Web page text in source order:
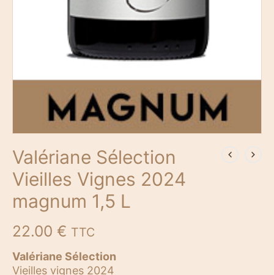
Valériane Sélection
Vieilles Vignes 2024
magnum 1,5 L
22.00 € TTC
Valériane Sélection
Vieilles vignes 2024